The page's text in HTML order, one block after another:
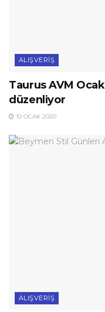
ALIŞVERIŞ
Taurus AVM
düzenliyor
10 OCAK 2020
ALIŞVERIŞ